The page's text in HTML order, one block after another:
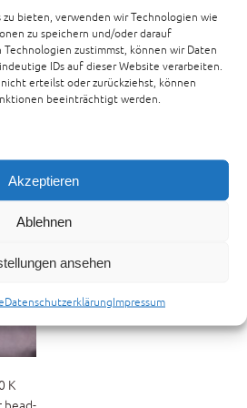
zu bieten, verwenden wir Technologien wie
zu speichern und/oder darauf
zustimmst, können wir Daten
IDs auf dieser Website verarbeiten.
erteilst oder zurückziehst, können
beeinträchtigt werden.
Akzeptieren
Ablehnen
ansehen
DatenschutzerklärungImpressum
K